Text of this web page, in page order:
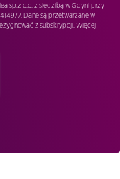
sp.z o.o. z siedzibą w Gdyni przy
Dane są przetwarzane w
z subskrypcji. Więcej